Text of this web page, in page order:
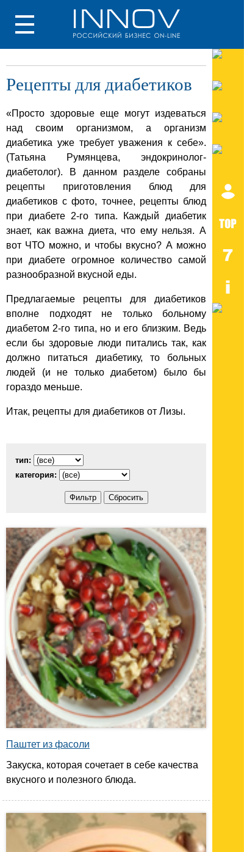
Рецепты для диабетиков
«Просто здоровые еще могут издеваться
над своим организмом, а организм
диабетика уже требует уважения к себе».
(Татьяна Румянцева, эндокринолог-
диабетолог). В данном разделе собраны
рецепты приготовления блюд для
диабетиков с фото, точнее, рецепты блюд
при диабете 2-го типа. Каждый диабетик
знает, как важна диета, что ему нельзя. А
вот ЧТО можно, и чтобы вкусно? А можно
при диабете огромное количество самой
разнообразной вкусной еды.
Предлагаемые рецепты для диабетиков
вполне подходят не только больному
диабетом 2-го типа, но и его близким. Ведь
если бы здоровые люди питались так, как
должно питаться диабетику, то больных
людей (и не только диабетом) было бы
гораздо меньше.
Итак, рецепты для диабетиков от Лизы.
тип:
категория:
Паштет из фасоли
Закуска, которая сочетает в себе качества
вкусного и полезного блюда.